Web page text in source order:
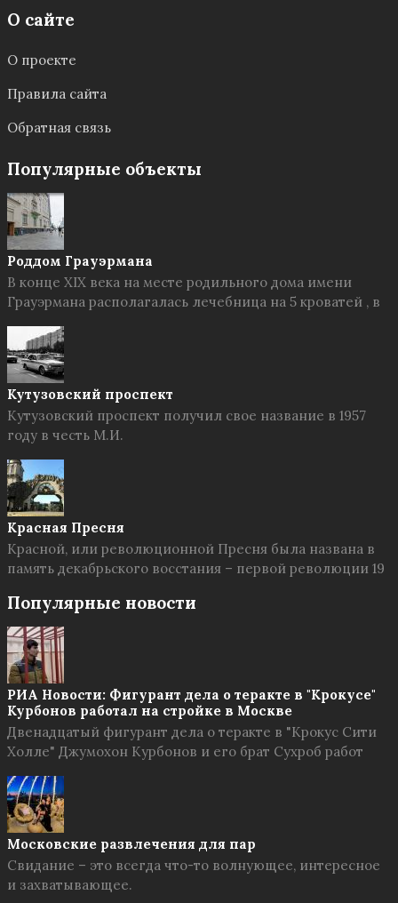
О сайте
О проекте
Правила сайта
Обратная связь
Популярные объекты
Роддом Грауэрмана
В конце XIX века на месте родильного дома имени
Грауэрмана располагалась лечебница на 5 кроватей , в
Кутузовский проспект
Кутузовский проспект получил свое название в 1957
году в честь М.И.
Красная Пресня
Красной, или революционной Пресня была названа в
память декабрьского восстания – первой революции 19
Популярные новости
РИА Новости: Фигурант дела о теракте в "Крокусе"
Курбонов работал на стройке в Москве
Двенадцатый фигурант дела о теракте в "Крокус Сити
Холле" Джумохон Курбонов и его брат Сухроб работ
Московские развлечения для пар
Свидание – это всегда что-то волнующее, интересное
и захватывающее.